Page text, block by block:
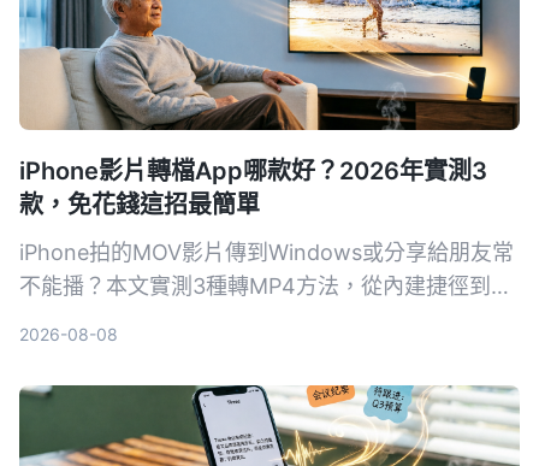
iPhone影片轉檔App哪款好？2026年實測3
款，免花錢這招最簡單
iPhone拍的MOV影片傳到Windows或分享給朋友常
不能播？本文實測3種轉MP4方法，從內建捷徑到專
2026-08-08